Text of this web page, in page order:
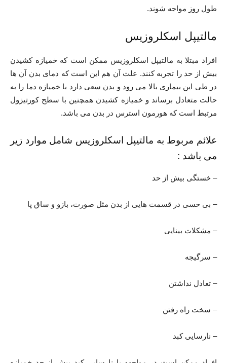
طول روز مواجه شوند.
مالتیپل اسکلروزیس
افراد مبتلا به مالتیپل اسکلروزیس ممکن است که خمیازه کشیدن
بیش از حد را تجربه کنند. علت آن هم این است که دمای بدن آن ها
در طی این بیماری بالا می رود و بدن سعی دارد با خمیازه دما را به
حالت متعادل برساند و خمیازه کشیدن همچنین با سطح کورتیزول
مرتبط است که هورمون استرس در بدن می باشد.
علائم مربوط به مالتیپل اسکلروزیس شامل موارد زیر
می باشد :
– خستگی بیش از حد
– بی حسی در قسمت هایی از بدن مثل صورت، بازو و ساق پا
– مشکلات بینایی
– سرگیجه
– تعادل نداشتن
– سخت راه رفتن
– نارسایی کبد